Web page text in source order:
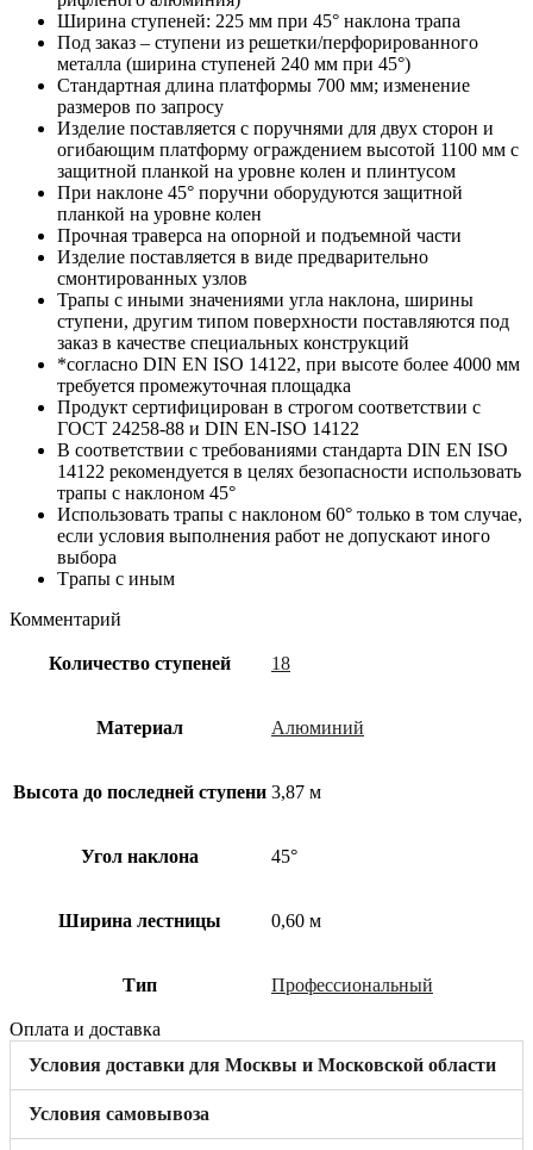
Ширина ступеней: 225 мм при 45° наклона трапа
Под заказ – ступени из решетки/перфорированного
металла (ширина ступеней 240 мм при 45°)
Стандартная длина платформы 700 мм; изменение
размеров по запросу
Изделие поставляется с поручнями для двух сторон и
огибающим платформу ограждением высотой 1100 мм с
защитной планкой на уровне колен и плинтусом
При наклоне 45° поручни оборудуются защитной
планкой на уровне колен
Прочная траверса на опорной и подъемной части
Изделие поставляется в виде предварительно
смонтированных узлов
Трапы с иными значениями угла наклона, ширины
ступени, другим типом поверхности поставляются под
заказ в качестве специальных конструкций
*согласно DIN EN ISO 14122, при высоте более 4000 мм
требуется промежуточная площадка
Продукт сертифицирован в строгом соответствии с
ГОСТ 24258-88 и DIN EN-ISO 14122
В соответствии с требованиями стандарта DIN EN ISO
14122 рекомендуется в целях безопасности использовать
трапы с наклоном 45°
Использовать трапы с наклоном 60° только в том случае,
если условия выполнения работ не допускают иного
выбора
Tрапы с иным
Комментарий
Количество ступеней 18
Материал Алюминий
Высота до последней ступени 3,87 м
Угол наклона 45°
Ширина лестницы 0,60 м
Тип Профессиональный
Оплата и доставка
Условия доставки для Москвы и Московской области
Условия самовывоза